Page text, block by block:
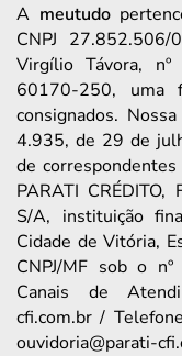
A meutudo
CNPJ
Virgílio Távora, nº
60170-250, uma
consignados.
4.935, de 29 de
de
PARATI CRÉDITO,
S/A, instituição
Cidade de Vitória,
CNPJ/MF sob o
Canais de
cfi.com.br /
ouvidoria@parati-